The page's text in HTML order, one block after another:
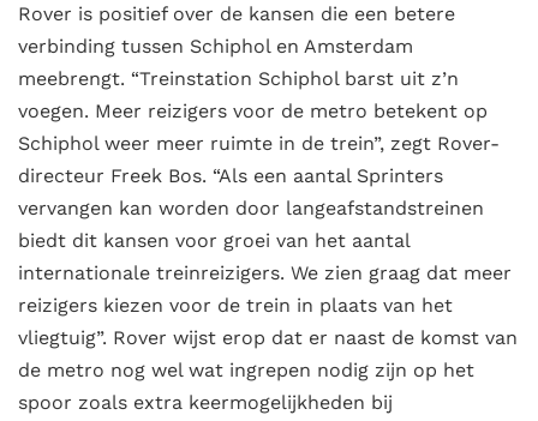
Rover is positief over de kansen die een betere
verbinding tussen Schiphol en Amsterdam
meebrengt. “Treinstation Schiphol barst uit z’n
voegen. Meer reizigers voor de metro betekent op
Schiphol weer meer ruimte in de trein”, zegt Rover-
directeur Freek Bos. “Als een aantal Sprinters
vervangen kan worden door langeafstandstreinen
biedt dit kansen voor groei van het aantal
internationale treinreizigers. We zien graag dat meer
reizigers kiezen voor de trein in plaats van het
vliegtuig”. Rover wijst erop dat er naast de komst van
de metro nog wel wat ingrepen nodig zijn op het
spoor zoals extra keermogelijkheden bij